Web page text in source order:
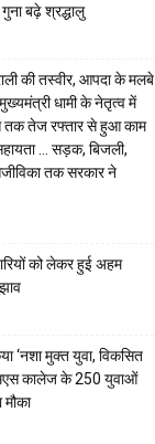
गुना बढ़े श्रद्धालु
की तस्वीर, आपदा के मलबे
धामी के नेतृत्व में
तक तेज रफ्तार से हुआ काम
… सड़क, बिजली,
तक सरकार ने
को लेकर हुई अहम
‘नशा मुक्त युवा, विकसित
कालेज के 250 युवाओं